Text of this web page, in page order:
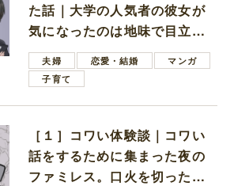
た話｜大学の人気者の彼女が
気になったのは地味で目立た
ない男子学生
夫婦 恋愛・結婚
マンガ
子育て
［１］コワい体験談｜コワい
話をするために集まった夜の
ファミレス。口火を切ったの